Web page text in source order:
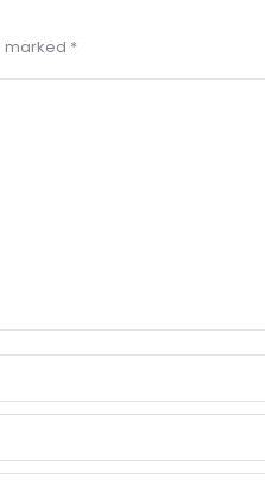
marked *